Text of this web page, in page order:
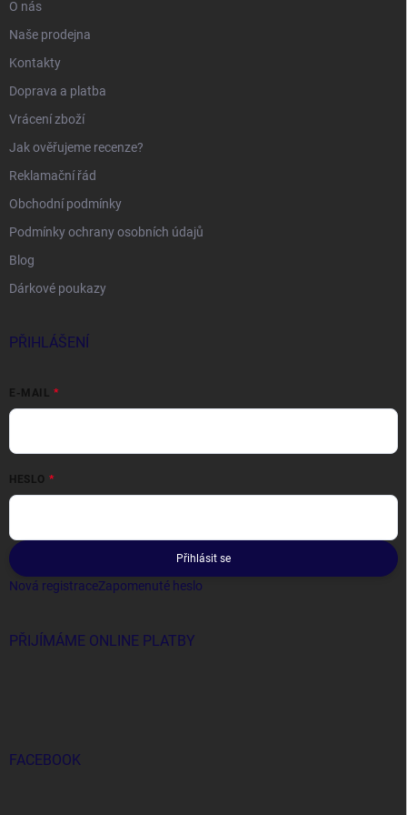
O nás
Naše prodejna
Kontakty
Doprava a platba
Vrácení zboží
Jak ověřujeme recenze?
Reklamační řád
Obchodní podmínky
Podmínky ochrany osobních údajů
Blog
Dárkové poukazy
PŘIHLÁŠENÍ
E-MAIL
HESLO
Přihlásit se
Nová registraceZapomenuté heslo
PŘIJÍMÁME ONLINE PLATBY
FACEBOOK